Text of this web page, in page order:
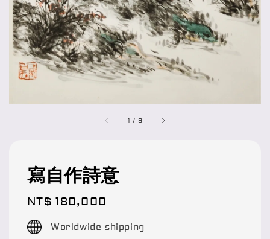
1 / 9
寫自作詩意
Regular
price
NT$ 180,000
Worldwide shipping